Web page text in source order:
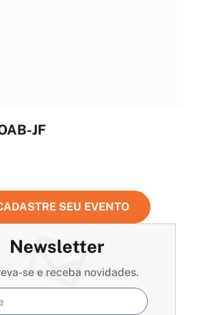
JF
SEU EVENTO
Newsletter
se e receba novidades.